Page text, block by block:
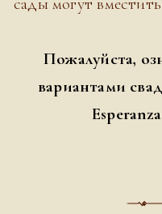
Пожалуйста,
вариантами